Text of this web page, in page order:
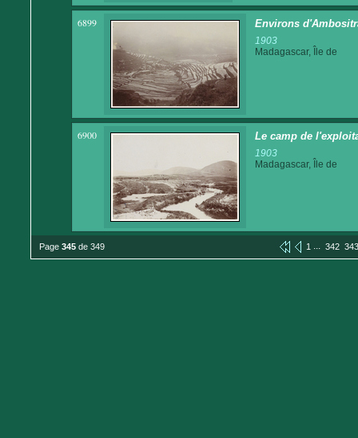
6899 Environs
1903
Madagascar, Île de
6900 Le camp de
1903
Madagascar, Île de
Page 345 de 349 1 ... 342